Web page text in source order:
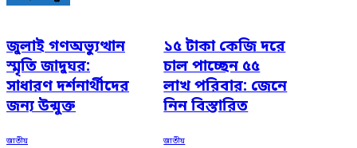
জুলাই গণঅভ্যুত্থান
স্মৃতি জাদুঘর:
সাধারণ দর্শনার্থীদের
জন্য উন্মুক্ত
জাতীয়
১৫ টাকা কেজি দরে
চাল পাচ্ছেন ৫৫
লাখ পরিবার: জেনে
নিন বিস্তারিত
জাতীয়